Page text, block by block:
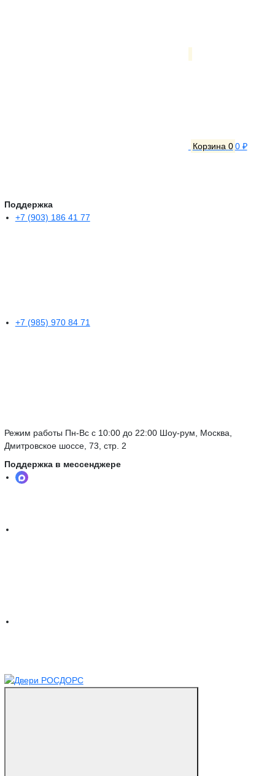
Корзина 0 0 ₽
Поддержка
+7 (903) 186 41 77
+7 (985) 970 84 71
Режим работы Пн-Вс с 10:00 до 22:00 Шоу-рум, Москва,
Дмитровское шоссе, 73, стр. 2
Поддержка в мессенджере